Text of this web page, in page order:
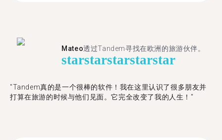
Mateo透过Tandem寻找在欧洲的旅游伙伴。
starstarstarstarstar
"Tandem真的是一个很棒的软件！我在这里认识了很多朋友并
打算在旅游的时候与他们见面。它完全改变了我的人生！"